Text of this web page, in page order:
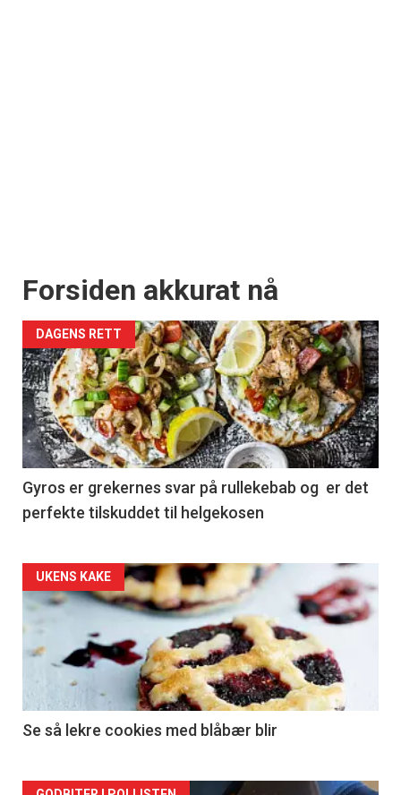
Forsiden akkurat nå
DAGENS RETT
Gyros er grekernes svar på rullekebab og er det
perfekte tilskuddet til helgekosen
Forsiden
akkurat
nå
2
UKENS KAKE
Se så lekre cookies med blåbær blir